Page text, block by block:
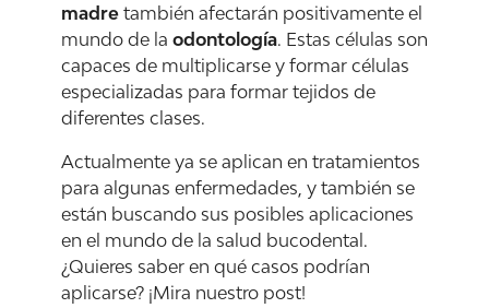
madre también afectarán positivamente el
mundo de la odontología. Estas células son
capaces de multiplicarse y formar células
especializadas para formar tejidos de
diferentes clases.
Actualmente ya se aplican en tratamientos
para algunas enfermedades, y también se
están buscando sus posibles aplicaciones
en el mundo de la salud bucodental.
¿Quieres saber en qué casos podrían
aplicarse? ¡Mira nuestro post!